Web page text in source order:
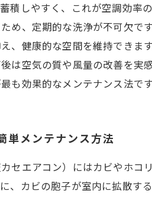
積しやすく、これが空調効率
め、定期的な洗浄が不可欠で
、健康的な空間を維持できま
は空気の質や風量の改善を実
も効果的なメンテナンス法です
単メンテナンス方法
セエアコン）にはカビやホコ
、カビの胞子が室内に拡散す